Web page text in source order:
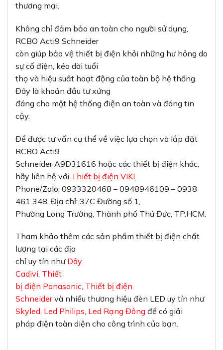
thương mại.
Không chỉ đảm bảo an toàn cho người sử dụng,
RCBO Acti9 Schneider
còn giúp bảo vệ thiết bị điện khỏi những hư hỏng do
sự cố điện, kéo dài tuổi
thọ và hiệu suất hoạt động của toàn bộ hệ thống.
Đây là khoản đầu tư xứng
đáng cho một hệ thống điện an toàn và đáng tin
cậy.
Để được tư vấn cụ thể về việc lựa chọn và lắp đặt
RCBO Acti9
Schneider A9D31616 hoặc các thiết bị điện khác,
hãy liên hệ với Thiết bị điện VIKI
Phone/Zalo: 0933320468 – 0948946109 – 0938
461 348. Địa chỉ: 37C Đường số 1,
Phường Long Trường, Thành phố Thủ Đức, TP.HCM.
Tham khảo thêm các sản phẩm thiết bị điện chất
lượng tại các địa
chỉ uy tín như Dây
Cadivi, Thiết
bị điện Panasonic, Thiết bị điện
Schneidervà nhiều thương hiệu đèn LED uy tín như
Skyled, Led Philips, Led Rạng Đông để có giải
pháp điện toàn diện cho công trình của bạn.